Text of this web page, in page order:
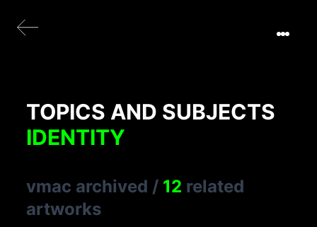
TOPICS AND SUBJECTS
IDENTITY
vmac archived / 12 related
artworks